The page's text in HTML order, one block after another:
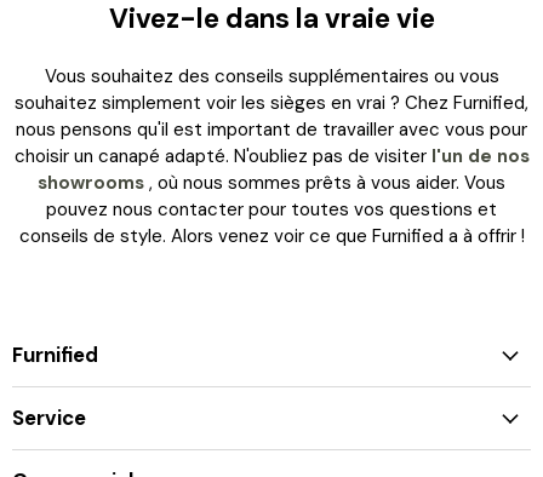
Vivez-le dans la vraie vie
Vous souhaitez des conseils supplémentaires ou vous
souhaitez simplement voir les sièges en vrai ? Chez Furnified,
nous pensons qu'il est important de travailler avec vous pour
choisir un canapé adapté. N'oubliez pas de visiter l'un de nos
showrooms , où nous sommes prêts à vous aider. Vous
pouvez nous contacter pour toutes vos questions et
conseils de style. Alors venez voir ce que Furnified a à offrir !
Furnified
Service